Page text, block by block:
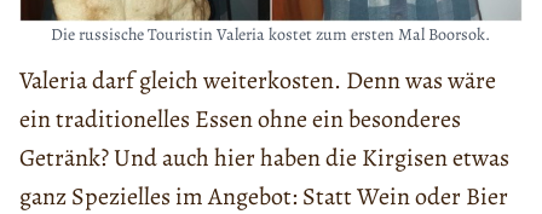
Die russische Touristin Valeria kostet zum ersten Mal Boorsok.
Valeria darf gleich weiterkosten. Denn was wäre
ein traditionelles Essen ohne ein besonderes
Getränk? Und auch hier haben die Kirgisen etwas
ganz Spezielles im Angebot: Statt Wein oder Bier